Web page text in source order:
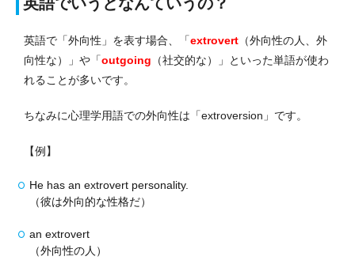
英語で「外向性」を表す場合、「extrovert （外向性の人、外
向性な）」や「outgoing （社交的な）」といった単語が使わ
れることが多いです。
ちなみに心理学用語での外向性は「extroversion」です。
【例】
He has an extrovert personality.
（彼は外向的な性格だ）
an extrovert
（外向性の人）